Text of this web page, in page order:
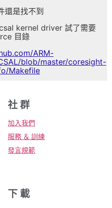
還是找不到
kernel driver 試了需要
目錄
ARM-
blob/master/coresight-
Makefile
社 群
加入我們
服務 ＆ 訓練
發言規範
下 載